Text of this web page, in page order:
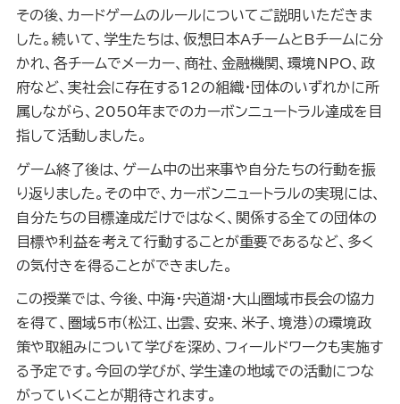
その後、カードゲームのルールについてご説明いただきま
した。続いて、学生たちは、仮想日本AチームとBチームに分
かれ、各チームでメーカー、商社、金融機関、環境NPO、政
府など、実社会に存在する12の組織・団体のいずれかに所
属しながら、2050年までのカーボンニュートラル達成を目
指して活動しました。
ゲーム終了後は、ゲーム中の出来事や自分たちの行動を振
り返りました。その中で、カーボンニュートラルの実現には、
自分たちの目標達成だけではなく、関係する全ての団体の
目標や利益を考えて行動することが重要であるなど、多く
の気付きを得ることができました。
この授業では、今後、中海・宍道湖・大山圏域市長会の協力
を得て、圏域5市（松江、出雲、安来、米子、境港）の環境政
策や取組みについて学びを深め、フィールドワークも実施す
る予定です。今回の学びが、学生達の地域での活動につな
がっていくことが期待されます。